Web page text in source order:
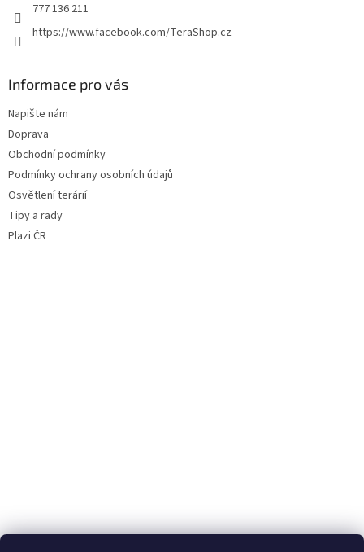
777 136 211
https://www.facebook.com/TeraShop.cz
Informace pro vás
Napište nám
Doprava
Obchodní podmínky
Podmínky ochrany osobních údajů
Osvětlení terárií
Tipy a rady
Plazi ČR